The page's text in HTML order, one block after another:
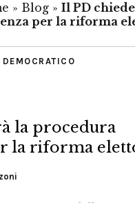
» Blog » Il PD
per la riforma
DEMOCRATICO
la procedura
la riforma